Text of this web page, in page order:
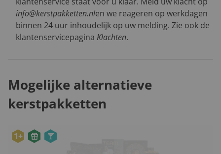
info@kerstpakketten.nlen we reageren op werkdagen
binnen 24 uur inhoudelijk op uw melding. Zie ook de
klantenservicepagina Klachten.
Mogelijke alternatieve
kerstpakketten
1+